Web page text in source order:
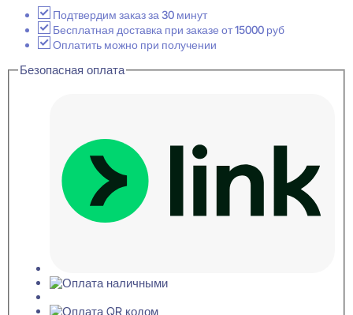
напольный
16x160x2000
Подтвердим заказ за 30 минут
Бесплатная доставка при заказе от 15000 руб
Оплатить можно при получении
Безопасная оплата